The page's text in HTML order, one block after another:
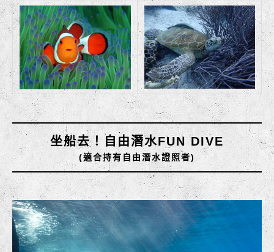
坐船去！自由潛水FUN DIVE
(適合持有自由潛水證照者)